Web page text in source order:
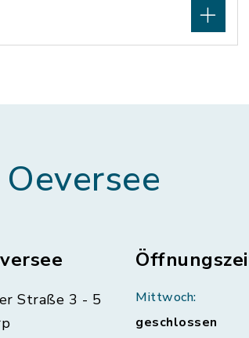
Straße 3 - 5
Mittwoch:
geschlossen